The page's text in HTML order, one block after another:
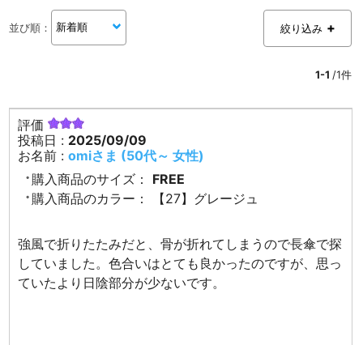
並び順 ： 絞り込み
1-1 /1件
評価
投稿日 : 2025/09/09
お名前 :omiさま (50代～ 女性)
購入商品のサイズ：
FREE
購入商品のカラー：
【27】グレージュ
強風で折りたたみだと、骨が折れてしまうので長傘で探
していました。色合いはとても良かったのですが、思っ
ていたより日陰部分が少ないです。